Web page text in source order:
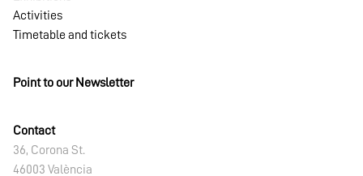
Activities
Timetable and tickets
Point to our Newsletter
Contact
36, Corona St.
46003 València